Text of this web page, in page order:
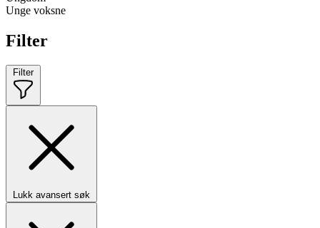
Unge voksne
Filter
Filter
Lukk avansert søk